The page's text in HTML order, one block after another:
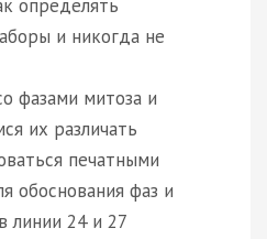
определять
и никогда не
фазами митоза и
их различать
печатными
обоснования фаз и
линии 24 и 27